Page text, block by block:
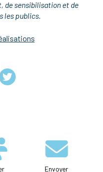
de sensibilisation et de
les publics.
Envoyer